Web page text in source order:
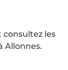
consultez les
Allonnes.